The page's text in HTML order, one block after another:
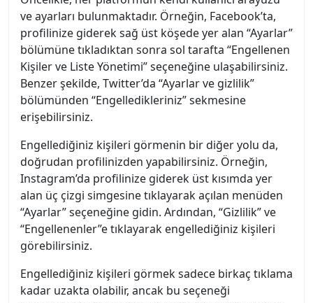
ve ayarları bulunmaktadır. Örneğin, Facebook’ta,
profilinize giderek sağ üst köşede yer alan “Ayarlar”
bölümüne tıkladıktan sonra sol tarafta “Engellenen
Kişiler ve Liste Yönetimi” seçeneğine ulaşabilirsiniz.
Benzer şekilde, Twitter’da “Ayarlar ve gizlilik”
bölümünden “Engelledikleriniz” sekmesine
erişebilirsiniz.
Engellediğiniz kişileri görmenin bir diğer yolu da,
doğrudan profilinizden yapabilirsiniz. Örneğin,
Instagram’da profilinize giderek üst kısımda yer
alan üç çizgi simgesine tıklayarak açılan menüden
“Ayarlar” seçeneğine gidin. Ardından, “Gizlilik” ve
“Engellenenler”e tıklayarak engellediğiniz kişileri
görebilirsiniz.
Engellediğiniz kişileri görmek sadece birkaç tıklama
kadar uzakta olabilir, ancak bu seçeneği